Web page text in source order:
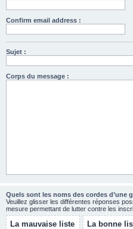
Confirm email address :
Sujet :
Corps du message :
Quels sont les noms des cordes d’une
Veuillez glisser les différentes réponses
mesure permettant de lutter contre les
La mauvaise liste La bonne